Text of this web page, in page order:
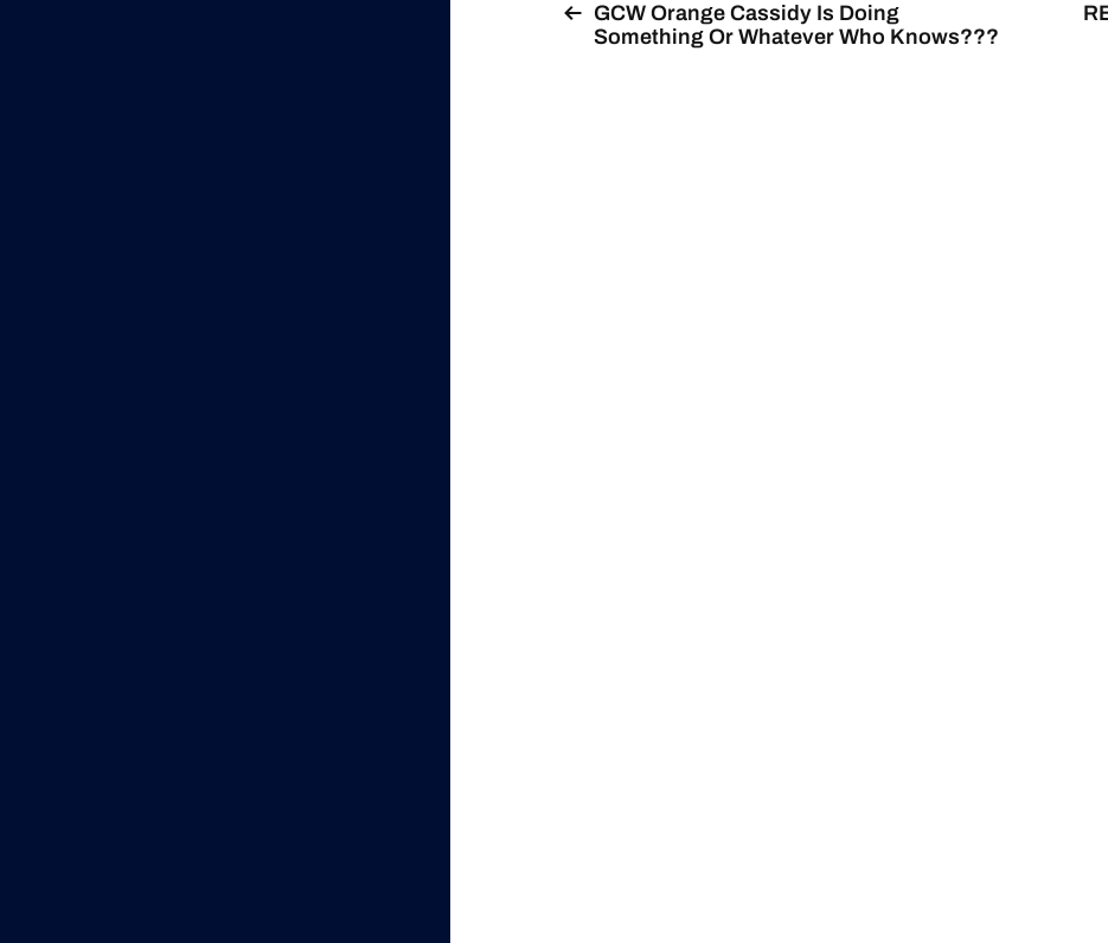
GCW Orange Cassidy Is Doing
Something Or Whatever Who Knows???